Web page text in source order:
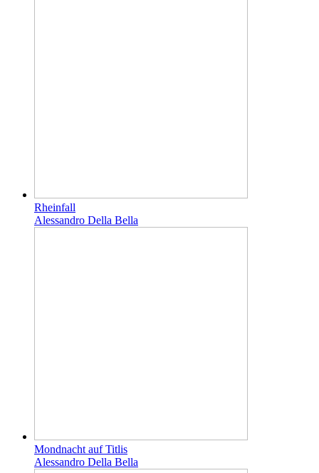
Rheinfall
Alessandro Della Bella
Mondnacht auf Titlis
Alessandro Della Bella